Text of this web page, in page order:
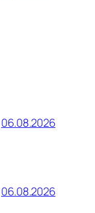
06.08.2026
06.08.2026